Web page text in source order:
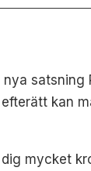
kan
mycket